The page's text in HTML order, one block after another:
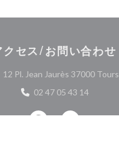
クセス/お問い合わせ
12 Pl. Jean Jaurès 37000 Tours
02 47 05 43 14